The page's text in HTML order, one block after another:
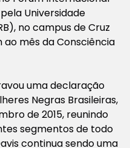
Universidade
no campus de Cruz
mês da Consciência
uma declaração
Negras Brasileiras,
de 2015, reunindo
segmentos de todo
continua sendo uma